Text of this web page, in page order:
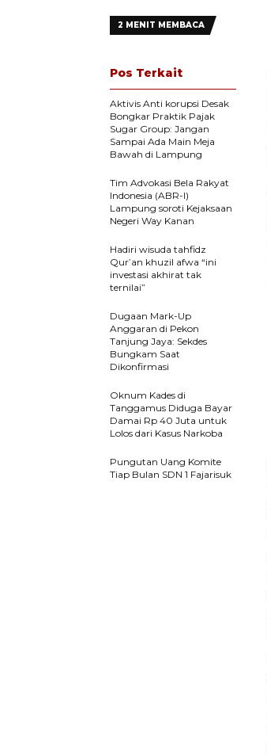
2 MENIT MEMBACA
Pos Terkait
Aktivis Anti korupsi Desak
Bongkar Praktik Pajak
Sugar Group: Jangan
Sampai Ada Main Meja
Bawah di Lampung
Tim Advokasi Bela Rakyat
Indonesia (ABR-I)
Lampung soroti Kejaksaan
Negeri Way Kanan
Hadiri wisuda tahfidz
Qur’an khuzil afwa “ini
investasi akhirat tak
ternilai”
Dugaan Mark-Up
Anggaran di Pekon
Tanjung Jaya: Sekdes
Bungkam Saat
Dikonfirmasi
Oknum Kades di
Tanggamus Diduga Bayar
Damai Rp 40 Juta untuk
Lolos dari Kasus Narkoba
Pungutan Uang Komite
Tiap Bulan SDN 1 Fajarisuk